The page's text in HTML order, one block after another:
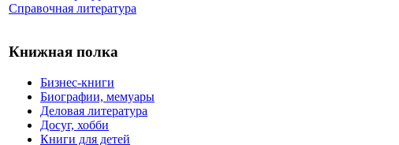
Справочная литература
Книжная полка
Бизнес-книги
Биографии, мемуары
Деловая литература
Досуг, хобби
Книги для детей